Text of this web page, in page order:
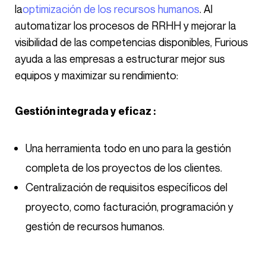
laoptimización de los recursos humanos. Al
automatizar los procesos de RRHH y mejorar la
visibilidad de las competencias disponibles, Furious
ayuda a las empresas a estructurar mejor sus
equipos y maximizar su rendimiento:
Gestión integrada y eficaz :
Una herramienta todo en uno para la gestión
completa de los proyectos de los clientes.
Centralización de requisitos específicos del
proyecto, como facturación, programación y
gestión de recursos humanos.